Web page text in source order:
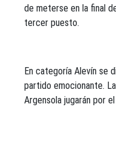
de meterse en la final
tercer puesto.
En categoría Alevín se
partido emocionante.
Argensola jugarán por